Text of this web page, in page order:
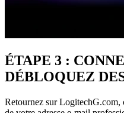
ÉTAPE 3 :
DÉBLOQUEZ
Retournez sur LogitechG.com,